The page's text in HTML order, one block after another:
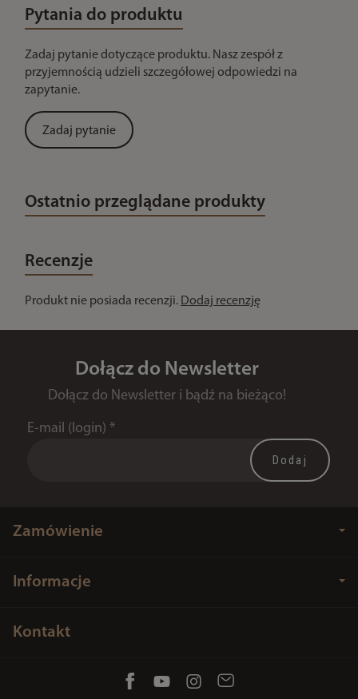
Pytania do produktu
Zadaj pytanie dotyczące produktu. Nasz zespół z
przyjemnością udzieli szczegółowej odpowiedzi na
zapytanie.
Zadaj pytanie
Ostatnio przeglądane produkty
Recenzje
Produkt nie posiada recenzji. Dodaj recenzję
Dołącz do Newsletter
Dołącz do Newsletter i bądź na bieżąco!
E-mail (login) *
Zamówienie
Informacje
Kontakt